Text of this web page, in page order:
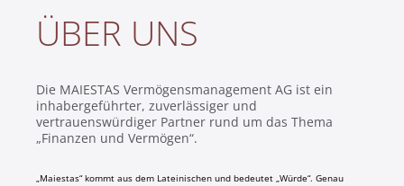
ÜBER UNS
Die MAIESTAS Vermögensmanagement AG ist ein
inhabergeführter, zuverlässiger und
vertrauenswürdiger Partner rund um das Thema
„Finanzen und Vermögen“.
„Maiestas“ kommt aus dem Lateinischen und bedeutet „Würde“. Genau